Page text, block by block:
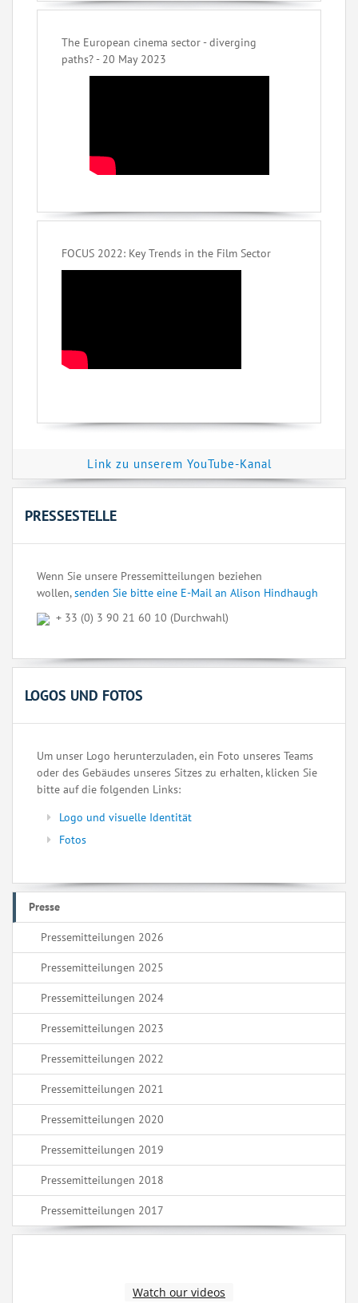
The European cinema sector - diverging
paths? - 20 May 2023
FOCUS 2022: Key Trends in the Film Sector
Link zu unserem YouTube-Kanal
PRESSESTELLE
Wenn Sie unsere Pressemitteilungen beziehen
wollen,senden Sie bitte eine E-Mail an Alison Hindhaugh
+ 33 (0) 3 90 21 60 10 (Durchwahl)
LOGOS UND FOTOS
Um unser Logo herunterzuladen, ein Foto unseres Teams
oder des Gebäudes unseres Sitzes zu erhalten, klicken Sie
bitte auf die folgenden Links:
Logo und visuelle Identität
Fotos
Presse
Pressemitteilungen 2026
Pressemitteilungen 2025
Pressemitteilungen 2024
Pressemitteilungen 2023
Pressemitteilungen 2022
Pressemitteilungen 2021
Pressemitteilungen 2020
Pressemitteilungen 2019
Pressemitteilungen 2018
Pressemitteilungen 2017
Watch our videos